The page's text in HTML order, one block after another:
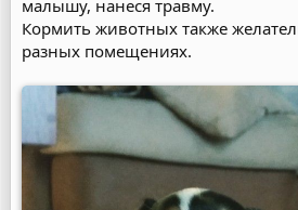
малышу, нанеся травму.
Кормить животных также
разных помещениях.